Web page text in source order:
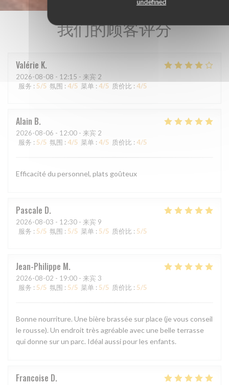
undefined
我们的顾客评分
Valérie K
2026-08-08 - 12:15 - 来宾 2
服务 : 5/5 氛围 :4/5 菜单 : 4/5 质价比 : 4/5
Alain B
2026-08-06 - 12:00 - 来宾 2
服务 : 5/5 氛围 :4/5 菜单 : 4/5 质价比 : 4/5
Efficacité du personnel, plats goûteux
Pascale D
2026-08-03 - 12:30 - 来宾 9
服务 : 5/5 氛围 : 5/5 菜单 : 5/5 质价比 : 5/5
Jean-Philippe M
2026-08-02 - 19:00 - 来宾 3
服务 : 5/5 氛围 : 5/5 菜单 : 5/5 质价比 : 5/5
Bonne nourriture. Une bière brassée sur place (je vous conseil
le rousse). Un endroit très agréable avec une belle terrasse
qui donne sur un parc. Idéal aussi pour les enfants.
Francoise D